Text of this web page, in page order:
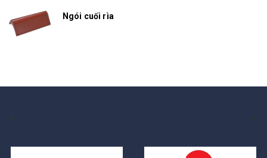
Ngói cuối rìa